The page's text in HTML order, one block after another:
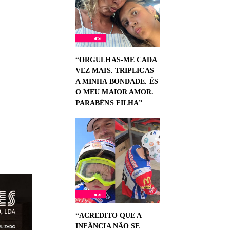
“ORGULHAS-ME CADA
VEZ MAIS. TRIPLICAS
A MINHA BONDADE. ÉS
O MEU MAIOR AMOR.
PARABÉNS FILHA”
“ACREDITO QUE A
INFÂNCIA NÃO SE